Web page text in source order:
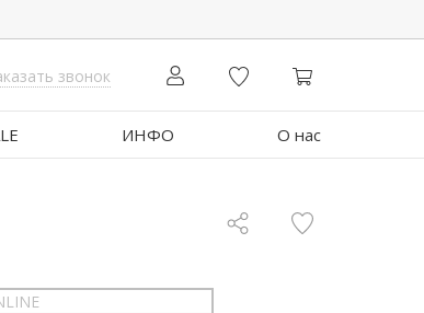
звонок
ИНФО О нас